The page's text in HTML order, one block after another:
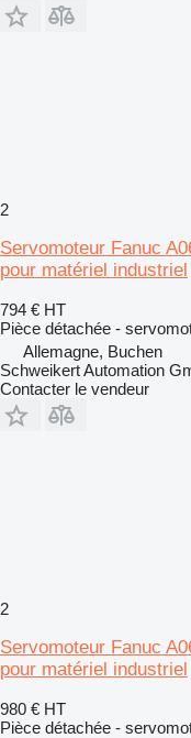
2
Servomoteur Fanuc
pour matériel industriel
794 € HT
Pièce détachée -
Allemagne, Buchen
Schweikert Automation
Contacter le vendeur
2
Servomoteur Fanuc
pour matériel industriel
980 € HT
Pièce détachée -